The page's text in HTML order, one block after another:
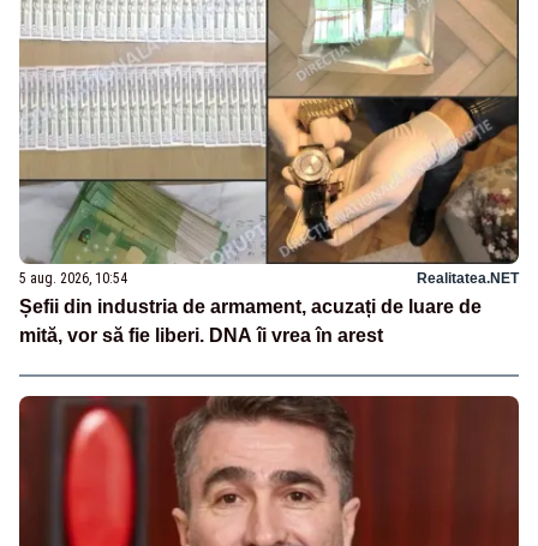
5 aug. 2026, 10:54 Realitatea.NET
Șefii din industria de armament, acuzați de luare de
mită, vor să fie liberi. DNA îi vrea în arest